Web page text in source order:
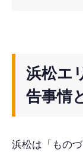
浜松エ
告事情
浜松は「もの